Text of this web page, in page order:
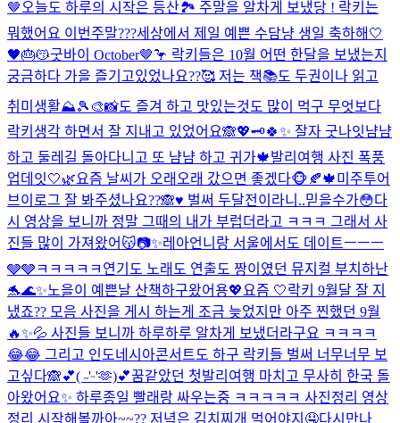
🤎 오늘도 하루의 시작은 등산🏞️ 주말을 알차게 보냈당 ! 락키는
뭐했어요 이번주말???세상에서 제일 예쁜 수담냥 생일 축하해🤍
🖤🎂😽굿바이 October🤎🦩 락키들은 10월 어떤 한달을 보냈는지
궁금하다 가을 즐기고있었나요??🥰 저는 책📚도 두권이나 읽고
취미생활⛰️🎾🎨📸도 즐겨 하고 맛있는것도 많이 먹구 무엇보다
락키생각 하면서 잘 지내고 있었어요🙈💖🗝️🍀✨ 잘자 굿나잇냠냠
하고 둘레길 돌아다니고 또 냠냠 하고 귀가🍁발리여행 사진 폭풍
업데잇🤍🌿요즘 날씨가 오래오래 갔으면 좋겠다🐵🍂🍁미주투어
브이로그 잘 봐주셨나요??🙈♥️ 벌써 두달전이라니..믿을수가😳다
시 영상을 보니까 정말 그때의 내가 부럽더라고 ㅋㅋㅋ 그래서 사
진들 많이 가져왔어😽📷✨레아언니랑 서울에서도 데이트ㅡㅡㅡ
🩶🩶ㅋㅋㅋㅋㅋ 연기도 노래도 연출도 짱이였던 뮤지컬 부치하난
🐬🌊✨노을이 예쁜날 산책하구왔어용💖 요즘 🤍락키 9월달 잘 지
냈죠?? 모음 사진을 게시 하는게 조금 늦었지만 아주 찐했던 9월
🔥✨💦 사진들 보니까 하루하루 알차게 보냈더라구요 ㅋㅋㅋㅋ
😂😂 그리고 인도네시아콘서트도 하구 락키들 벌써 너무너무 보
고싶다🙈💕( ˶'ᵕ'🫶)💕꿈같았던 첫발리여행 마치고 무사히 한국 돌
아왔어요✨ 하루종일 빨래랑 싸우는중 ㅋㅋㅋㅋㅋ 사진정리 영상
정리 시작해볼까아~~?? 저녁은 김치찌개 먹어야지🤤다시만나